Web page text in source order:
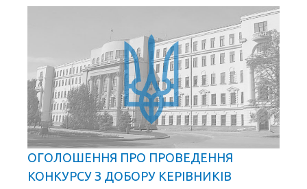
ОГОЛОШЕННЯ ПРО ПРОВЕДЕННЯ
КОНКУРСУ З ДОБОРУ КЕРІВНИКІВ